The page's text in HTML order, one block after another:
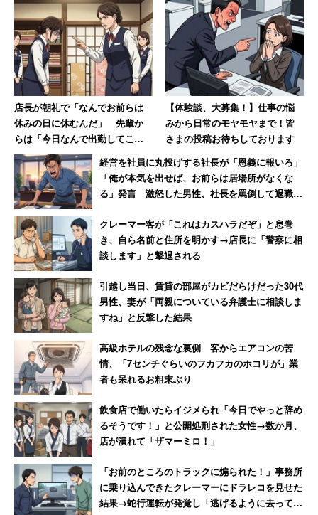
店長が朝礼で「なんでお前らは
休みの日に休むんだ」 先輩か
らは「今日なんで出勤してこな
いの!?」休日なのに言われた女性
【前編】
【体験談、大募集！】仕事の悩
みから日常のモヤモヤまで！皆
さまの投稿お待ちしております
経営を社員に丸投げする社長が「恩義に報いろ」
「俺が本気を出せば、お前らは居場所がなくな
る」発言 激怒した男性、社長を罵倒して退職
クレーマー客が「これはカスハラだぞ」と息巻
き、自ら名前と住所を明かす→店長に「警察に相
談します」と撃退される
引越し当日、賃貸の部屋がカビだらけだった30代
男性、妻が「両親についている弁護士に相談しま
すね」と反撃した結果
高級ホテルの残念な裏側 客からエアコンの苦
情、「7センチぐらいのフカフカのホコリが」業
者も呆れるお粗末ぶり
飲食店で働いたらイジメられ「今日でやっと辞め
るそうです！」と公開処刑された女性→数か月、
店が潰れて「ザマーミロ！」
「お前のところのトラックに煽られた！」事務所
に乗り込んできたクレーマーにドラレコを見せた
結果→蛇行運転が発覚し「逃げるように去ってい